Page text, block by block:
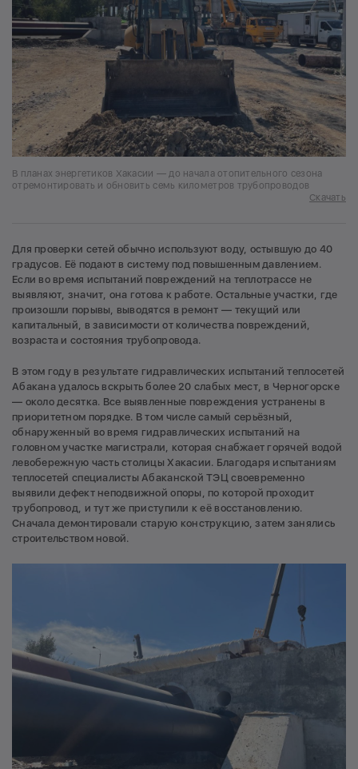
В планах энергетиков Хакасии — до начала отопительного сезона
отремонтировать и обновить семь километров трубопроводов
Скачать
Для проверки сетей обычно используют воду, остывшую до 40
градусов. Её подают в систему под повышенным давлением.
Если во время испытаний повреждений на теплотрассе не
выявляют, значит, она готова к работе. Остальные участки, где
произошли порывы, выводятся в ремонт — текущий или
капитальный, в зависимости от количества повреждений,
возраста и состояния трубопровода.
В этом году в результате гидравлических испытаний теплосетей
Абакана удалось вскрыть более 20 слабых мест, в Черногорске
— около десятка. Все выявленные повреждения устранены в
приоритетном порядке. В том числе самый серьёзный,
обнаруженный во время гидравлических испытаний на
головном участке магистрали, которая снабжает горячей водой
левобережную часть столицы Хакасии. Благодаря испытаниям
теплосетей специалисты Абаканской ТЭЦ своевременно
выявили дефект неподвижной опоры, по которой проходит
трубопровод, и тут же приступили к её восстановлению.
Сначала демонтировали старую конструкцию, затем занялись
строительством новой.